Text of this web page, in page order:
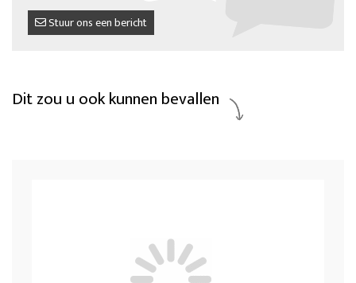
Stuur ons een bericht
Dit zou u ook kunnen bevallen